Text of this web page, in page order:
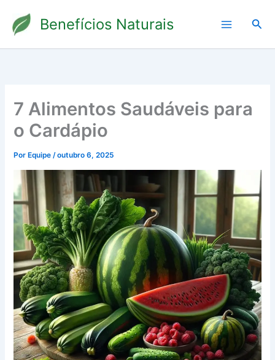
para
conteúdo
Benefícios Naturais
7 Alimentos Saudáveis para
o Cardápio
Por Equipe/outubro 6, 2025